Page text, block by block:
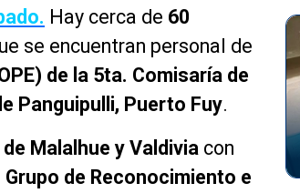
Hay cerca de 60
se encuentran personal de
de la 5ta. Comisaría de
Panguipulli, Puerto Fuy.
Malalhue y Valdivia con
Grupo de Reconocimiento e